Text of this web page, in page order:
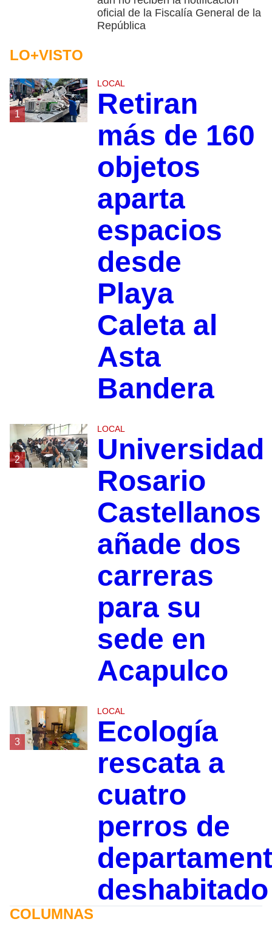
oficial de la Fiscalía General de la
República
LO+VISTO
1
LOCAL
Retiran
más de 160
objetos
aparta
espacios
desde
Playa
Caleta al
Asta
Bandera
2
LOCAL
Universidad
Rosario
Castellanos
añade dos
carreras
para su
sede en
Acapulco
3
LOCAL
Ecología
rescata a
cuatro
perros de
deshabitado
COLUMNAS